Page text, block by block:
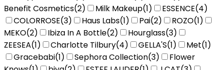
Benefit Cosmetics(2) Milk Makeup(1) ESSENCE(4)
COLORROSE(3) Haus Labs(1) Pai(2) ROZO(1)
MEKO(2) Ibiza In A Bottle(2) Hourglass(3)
ZEESEA(1) Charlotte Tilbury(4) GELLA'S(1) Met(1)
Gracebabi(1) Sephora Collection(3)
Flower